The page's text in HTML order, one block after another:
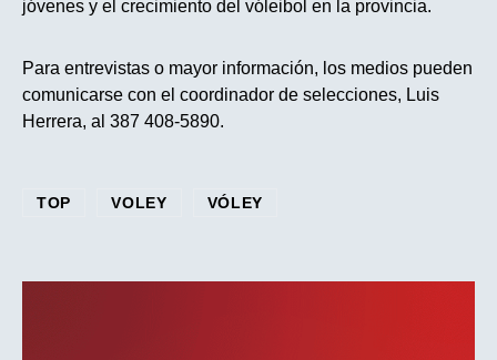
jóvenes y el crecimiento del vóleibol en la provincia.
Para entrevistas o mayor información, los medios pueden
comunicarse con el coordinador de selecciones, Luis
Herrera, al 387 408-5890.
TOP VOLEY VÓLEY